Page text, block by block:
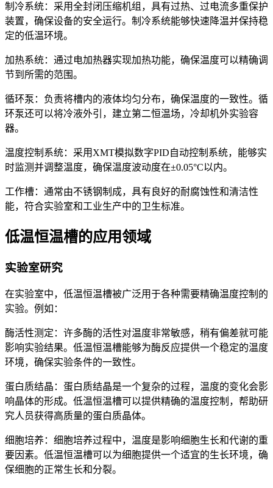
制冷系统：采用全封闭压缩机组，具有过热、过电流多重保护
装置，确保设备的安全运行。制冷系统能够快速降温并保持稳
定的低温环境。
加热系统：通过电加热器实现加热功能，确保温度可以精确调
节到所需的范围。
循环泵：负责将槽内的液体均匀分布，确保温度的一致性。循
环泵还可以将冷液外引，建立第二恒温场，冷却机外实验容
器。
温度控制系统：采用XMT模拟数字PID自动控制系统，能够实
时监测并调整温度，确保温度波动度在±0.05°C以内。
工作槽：通常由不锈钢制成，具有良好的耐腐蚀性和清洁性
能，符合实验室和工业生产中的卫生标准。
低温恒温槽的应用领域
实验室研究
在实验室中，低温恒温槽被广泛用于各种需要精确温度控制的
实验。例如：
酶活性测定：许多酶的活性对温度非常敏感，稍有偏差就可能
影响实验结果。低温恒温槽能够为酶反应提供一个稳定的温度
环境，确保实验条件的一致性。
蛋白质结晶：蛋白质结晶是一个复杂的过程，温度的变化会影
响晶体的形成。低温恒温槽可以提供精确的温度控制，帮助研
究人员获得高质量的蛋白质晶体。
细胞培养：细胞培养过程中，温度是影响细胞生长和代谢的重
要因素。低温恒温槽可以为细胞提供一个适宜的生长环境，确
保细胞的正常生长和分裂。